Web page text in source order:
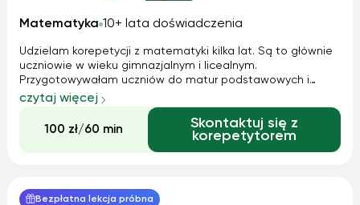
Matematyka 10+ lata doświadczenia
Udzielam korepetycji z matematyki kilka lat. Są to głównie
uczniowie w wieku gimnazjalnym i licealnym.
Przygotowywałam uczniów do matur podstawowych i
egzaminów gimnazjalnych. Wszystko z pozytywnym
skutkiem. Nie zajmuję się przygotowywaniem do matury
rozszerzonej z matematyki. Mogę dojechać do uczni...
czytaj więcej
100 zł/60 min
Skontaktuj się z
korepetytorem
Bezpłatna lekcja próbna